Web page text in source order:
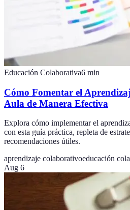
Educación Colaborativa6 min
Cómo Fomentar el
Aula de Manera Efectiva
Explora cómo implementar el
con esta guía práctica, repleta de
recomendaciones útiles.
aprendizaje colaborativoeducación
Aug 6